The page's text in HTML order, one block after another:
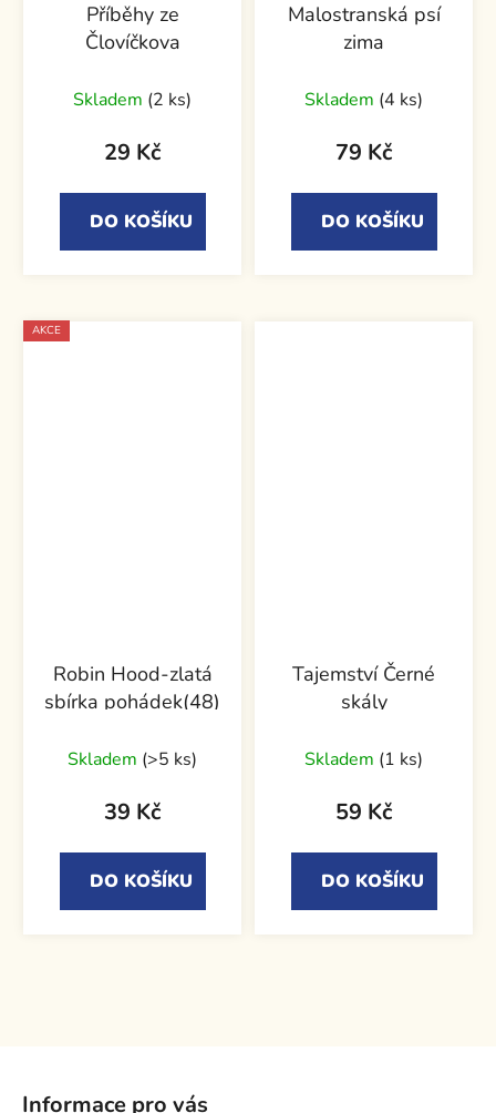
Příběhy ze
Človíčkova
Skladem (2 ks)
29 Kč
DO KOŠÍKU
Malostranská psí
zima
Skladem (4 ks)
79 Kč
DO KOŠÍKU
AKCE
Robin Hood-zlatá
sbírka pohádek(48)
Skladem (>5 ks)
39 Kč
DO KOŠÍKU
Tajemství Černé
skály
Skladem (1 ks)
59 Kč
DO KOŠÍKU
Informace pro vás